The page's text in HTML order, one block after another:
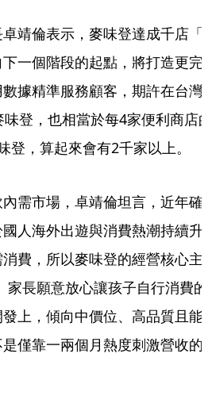
靖倫表示，麥味登達成千店「
一個階段的起點，將打造更完
據精準服務顧客，期許在台灣
登，也相當於每4家便利商店
登，算起來會有2千家以上。
需市場，卓靖倫坦言，近年確
人海外出遊與消費熱潮持續升
費，所以麥味登的經營核心主
長願意放心讓孩子自行消費的
上，傾向中價位、高品質且能
僅靠一兩個月熱度刺激營收的